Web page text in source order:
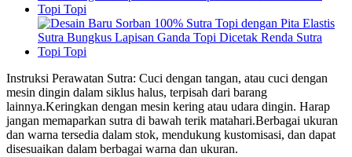
Instruksi Perawatan Sutra: Cuci dengan tangan, atau cuci dengan
mesin dingin dalam siklus halus, terpisah dari barang
lainnya.Keringkan dengan mesin kering atau udara dingin. Harap
jangan memaparkan sutra di bawah terik matahari.Berbagai ukuran
dan warna tersedia dalam stok, mendukung kustomisasi, dan dapat
disesuaikan dalam berbagai warna dan ukuran.